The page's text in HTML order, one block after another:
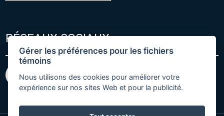
RÉSEAUX SOCIAUX
Gérer les préférences pour les fichiers
témoins
Nous utilisons des cookies pour améliorer votre
expérience sur nos sites Web et pour la publicité.